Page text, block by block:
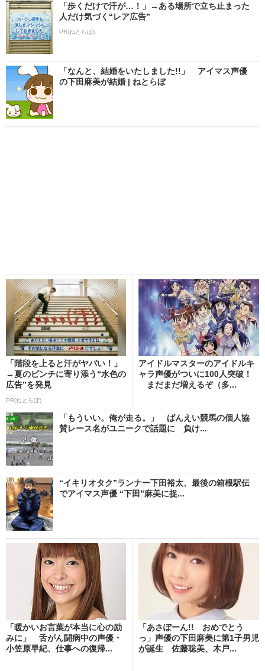
「歩くだけで汗が…！」→ある場所で立ち止まった
人だけ気づく“レア広告”
PR(ねとらぼ)
「なんと、結婚をいたしました!!」 アイマス声優
の下田麻美が結婚 | ねとらぼ
「階段を上ると汗がヤバい！」
→夏のピンチに寄り添う“水色の
広告”を発見
PR(ねとらぼ)
アイドルマスターのアイドルキ
ャラ声優がついに100人突破！
まだまだ増えるぞ（多...
「もういい。俺が走る。」 ばんえい競馬の個人協
賛レース名がユニークで話題に 負け...
“イキリオタク”ランナー下田裕太、最後の箱根駅伝
でアイマス声優 “下田”麻美に捉...
「暖かいお言葉が本当に心の励
みに」 舌がん闘病中の声優・
小笠原早紀、仕事への復帰...
「あさぽーん!! おめでとう
っ」声優の下田麻美に第1子男児
が誕生 佐藤聡美、木戸...